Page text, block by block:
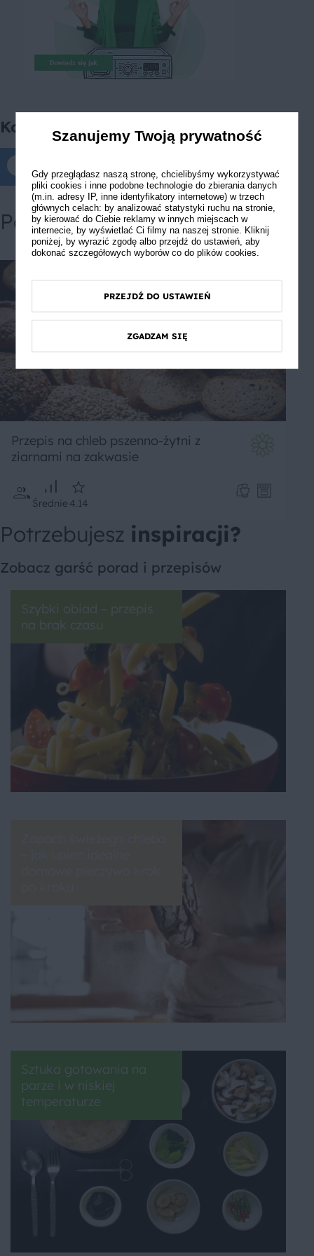
Komentarze
Powiązane przepisy
Przepis na chleb pszenno-żytni z
ziarnami na zakwasie
Średnie 4.14
Potrzebujesz inspiracji?
Zobacz garść porad i przepisów
Szybki obiad – przepis
na brak czasu
Sztuka gotowania na
parze i w niskiej
temperaturze
Szanujemy Twoją prywatność
Gdy przeglądasz naszą stronę, chcielibyśmy wykorzystywać
pliki cookies i inne podobne technologie do zbierania danych
(m.in. adresy IP, inne identyfikatory internetowe) w trzech
głównych celach: by analizować statystyki ruchu na stronie,
by kierować do Ciebie reklamy w innych miejscach w
internecie, by wyświetlać Ci filmy na naszej stronie. Kliknij
poniżej, by wyrazić zgodę albo przejdź do ustawień, aby
dokonać szczegółowych wyborów co do plików cookies.
PRZEJDŹ DO USTAWIEŃ
ZGADZAM SIĘ